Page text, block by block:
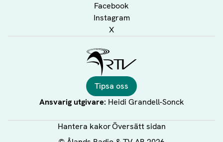
Facebook
Instagram
X
Tipsa oss
Ansvarig utgivare: Heidi Grandell-Sonck
Hantera kakorÖversätt sidan